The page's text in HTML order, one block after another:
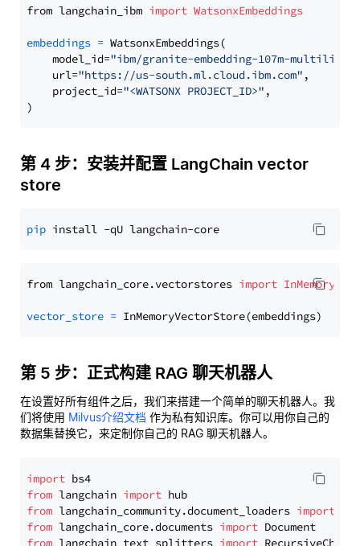
from langchain_ibm import WatsonxEmbeddings
embeddings = WatsonxEmbeddings(
    model_id=
"ibm/granite-embedding-107m-
    url=
"https://us-south.ml.cloud.ibm.com" ,
    project_id=
"<WATSONX PROJECT_ID>" ,
第 4 步：安装并配置 LangChain vector
store
pip
from langchain_core.vectorstores import
vector_store =
第 5 步：正式构建 RAG 聊天机器人
在设置好所有组件之后，我们来搭建一个简单的聊天机器人。我
们将使用 Milvus介绍文档 作为私有知识库。你可以用你自己的
数据集替换它，来定制你自己的 RAG 聊天机器人。
import
from langchain import
from langchain_community.document_loaders import
from langchain_core.documents import
from langchain_text_splitters import